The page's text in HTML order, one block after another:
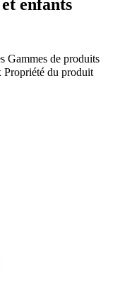
enfants
Gammes de produits
Propriété du produit